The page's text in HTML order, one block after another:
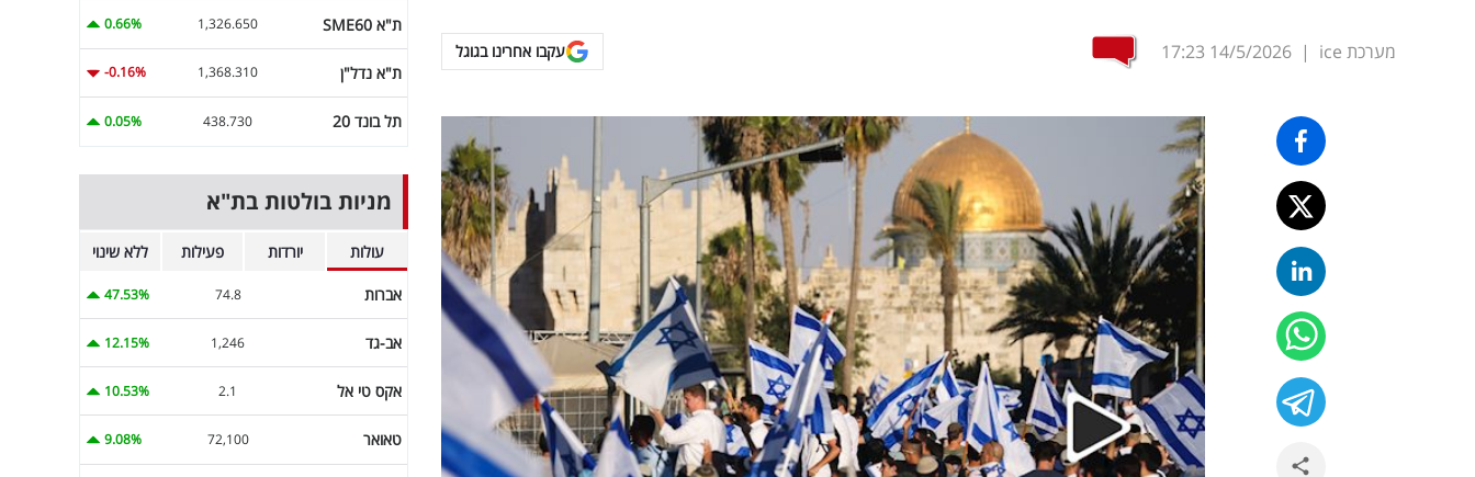
מערכת ice |
14/5/2026
17:23 עקבו אחרינו בגוגל
ת"א SME60 1,326.650
0.66%
ת"א נדל"ן 1,368.310
-0.16%
תל בונד 20 438.730
0.05%
מניות בולטות בת"א
עולות יורדות פעילות ללא שינוי
אברות 74.8
47.53%
אב-גד 1,246
12.15%
אקס טי אל 2.1
10.53%
טאואר 72,100
9.08%